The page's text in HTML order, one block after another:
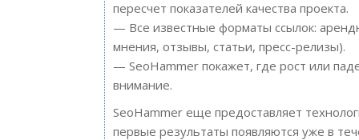
пересчет показателей качества проекта.
— Все известные форматы ссылок:
мнения, отзывы, статьи, пресс-релизы).
— SeoHammer покажет, где рост или
внимание.
SeoHammer еще предоставляет
первые результаты появляются уже в